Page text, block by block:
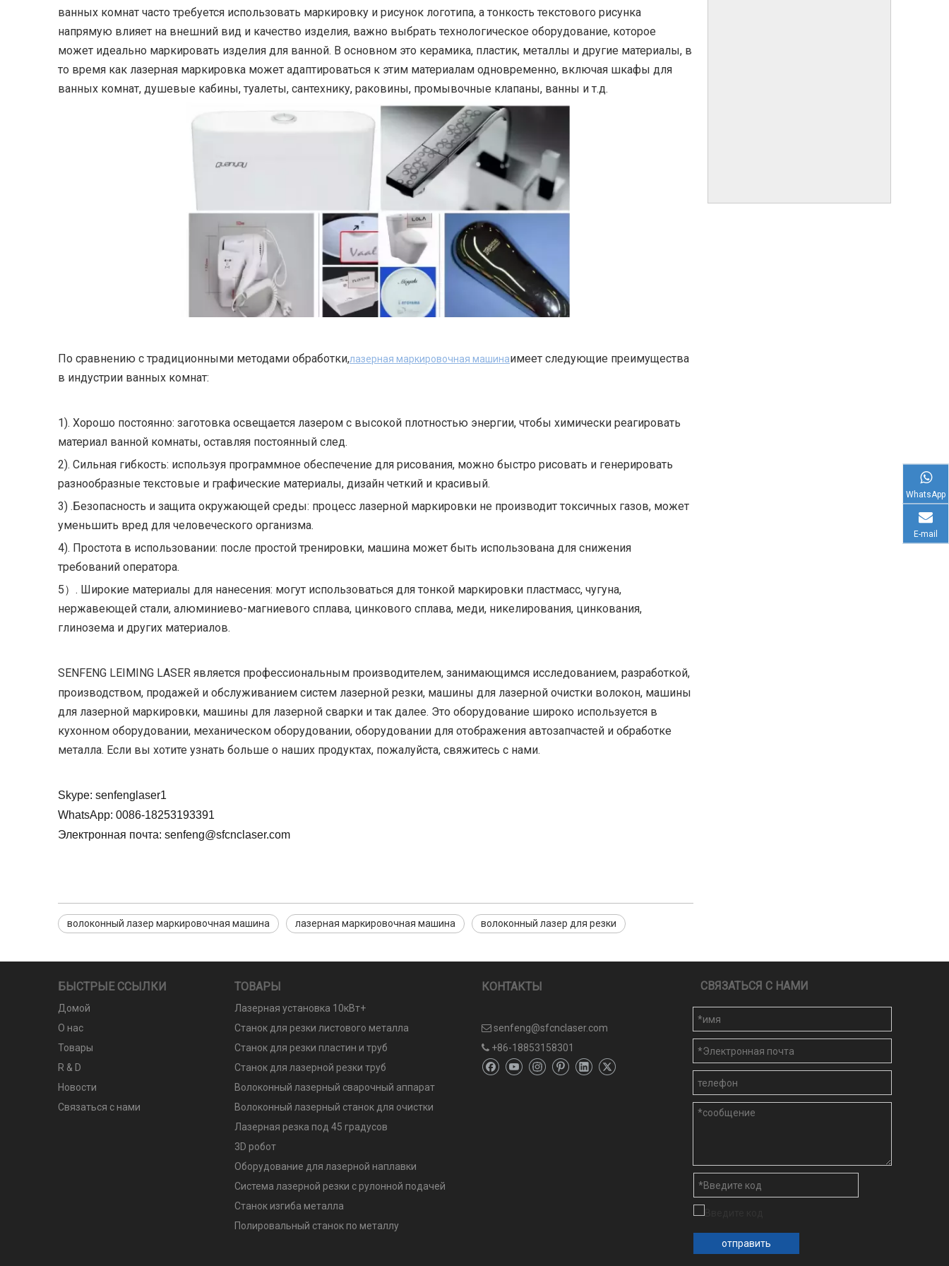
ванных комнат часто требуется использовать маркировку и рисунок логотипа, а тонкость текстового рисунка
напрямую влияет на внешний вид и качество изделия, важно выбрать технологическое оборудование, которое
может идеально маркировать изделия для ванной. В основном это керамика, пластик, металлы и другие материалы, в
то время как лазерная маркировка может адаптироваться к этим материалам одновременно, включая шкафы для
ванных комнат, душевые кабины, туалеты, сантехнику, раковины, промывочные клапаны, ванны и т.д.
По сравнению с традиционными методами обработки,лазерная маркировочная машинаимеет следующие преимущества
в индустрии ванных комнат:
1). Хорошо постоянно: заготовка освещается лазером с высокой плотностью энергии, чтобы химически реагировать
материал ванной комнаты, оставляя постоянный след.
2). Сильная гибкость: используя программное обеспечение для рисования, можно быстро рисовать и генерировать
разнообразные текстовые и графические материалы, дизайн четкий и красивый.
3) .Безопасность и защита окружающей среды: процесс лазерной маркировки не производит токсичных газов, может
уменьшить вред для человеческого организма.
4). Простота в использовании: после простой тренировки, машина может быть использована для снижения
требований оператора.
5）. Широкие материалы для нанесения: могут использоваться для тонкой маркировки пластмасс, чугуна,
нержавеющей стали, алюминиево-магниевого сплава, цинкового сплава, меди, никелирования, цинкования,
глинозема и других материалов.
SENFENG LEIMING LASER является профессиональным производителем, занимающимся исследованием, разработкой,
производством, продажей и обслуживанием систем лазерной резки, машины для лазерной очистки волокон, машины
для лазерной маркировки, машины для лазерной сварки и так далее. Это оборудование широко используется в
кухонном оборудовании, механическом оборудовании, оборудовании для отображения автозапчастей и обработке
металла. Если вы хотите узнать больше о наших продуктах, пожалуйста, свяжитесь с нами.
Skype: senfenglaser1
WhatsApp: 0086-18253193391
Электронная почта: senfeng@sfcnclaser.com
волоконный лазер маркировочная машина лазерная маркировочная машина волоконный лазер для резки
БЫСТРЫЕ ССЫЛКИ
Домой
О нас
Товары
R & D
Новости
Связаться с нами
ТОВАРЫ
Лазерная установка 10кВт+
Станок для резки листового металла
Станок для резки пластин и труб
Станок для лазерной резки труб
Волоконный лазерный сварочный аппарат
Волоконный лазерный станок для очистки
Лазерная резка под 45 градусов
3D робот
Оборудование для лазерной наплавки
Система лазерной резки с рулонной подачей
Станок изгиба металла
Полировальный станок по металлу
КОНТАКТЫ
 senfeng@sfcnclaser.com
 +86-18853158301
СВЯЗАТЬСЯ С НАМИ
отправить
WhatsApp
E-mail